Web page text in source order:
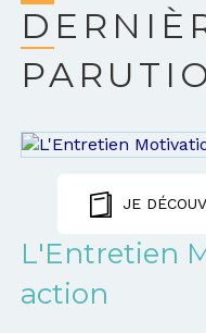
DERNIÈRE
JE
L'Entretien
action